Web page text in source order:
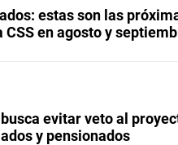
estas son las
CSS en agosto y
evitar veto al
y pensionados